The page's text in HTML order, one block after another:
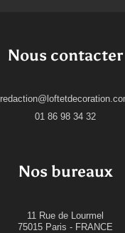
Nous contacter
01 86 98 34 32
Nos bureaux
11 Rue de Lourmel
75015 Paris - FRANCE